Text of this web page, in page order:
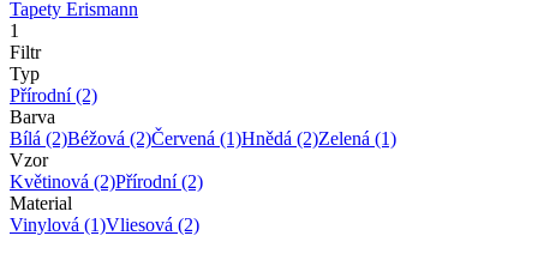
Tapety Erismann
1
Filtr
Typ
Přírodní(2)
Barva
Bílá (2)Béžová (2)Červená (1)Hnědá (2)Zelená (1)
Vzor
Květinová (2)Přírodní(2)
Material
Vinylová (1)Vliesová (2)